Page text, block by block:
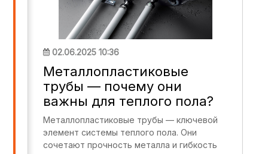
02.06.2025 10:36
Металлопластиковые
трубы — почему они
важны для теплого пола?
Металлопластиковые трубы — ключевой
элемент системы теплого пола. Они
сочетают прочность металла и гибкость